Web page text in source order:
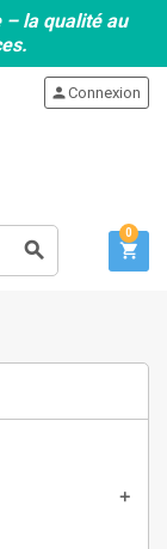
la qualité au
search
personConnexion
shopping_cart
0
add